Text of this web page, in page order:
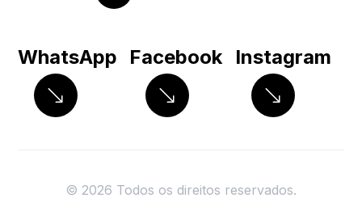
WhatsApp Facebook Instagram
© 2026 Todos os direitos reservados.